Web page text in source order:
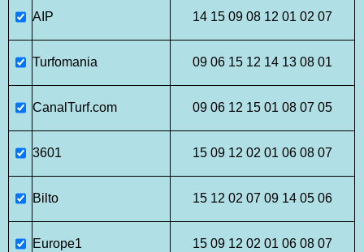
AIP 14 15 09 08 12 01 02 07
Turfomania 09 06 15 12 14 13 08 01
CanalTurf.com 09 06 12 15 01 08 07 05
3601 15 09 12 02 01 06 08 07
Bilto 15 12 02 07 09 14 05 06
Europe1 15 09 12 02 01 06 08 07